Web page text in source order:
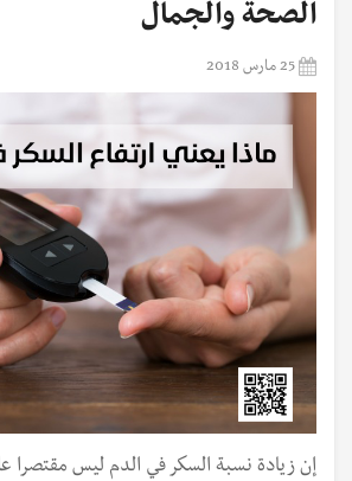
الصحة والجمال
25 مارس 2018
إن زيادة نسبة السكر في الدم ليس مقتصرا